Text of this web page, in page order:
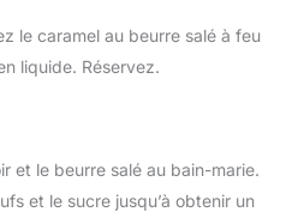
le caramel au beurre salé à feu
liquide. Réservez.
et le beurre salé au bain-marie.
et le sucre jusqu’à obtenir un